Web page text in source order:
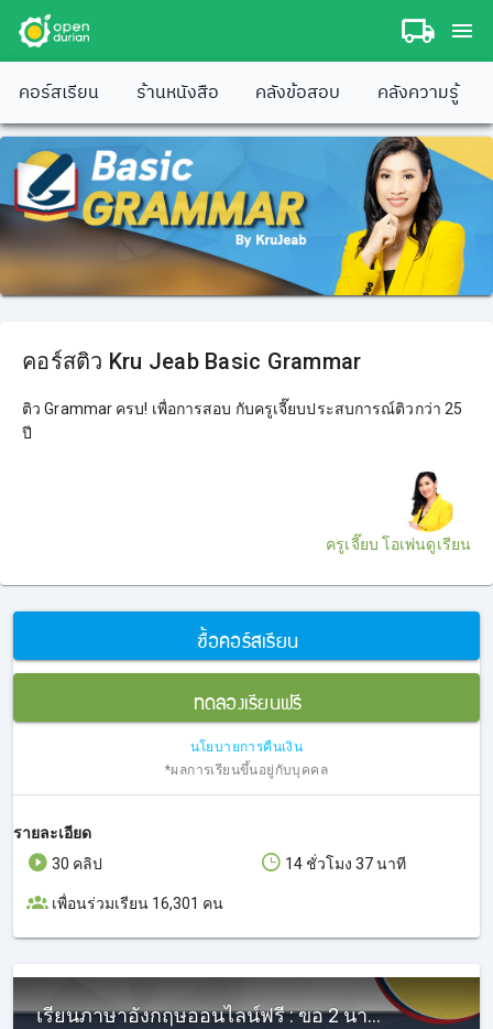
คอร์สเรียน ร้านหนังสือ คลังข้อสอบ คลังความรู้
คอร์สติว Kru Jeab Basic Grammar
ติว Grammar ครบ! เพื่อการสอบ กับครูเจี๊ยบประสบการณ์ติวกว่า 25
ปี
ครูเจี๊ยบ โอเพ่นดูเรียน
ซื้อคอร์สเรียน
ทดลองเรียนฟรี
นโยบายการคืนเงิน
*ผลการเรียนขึ้นอยู่กับบุคคล
รายละเอียด
30 คลิป
14 ชั่วโมง 37 นาที
เพื่อนร่วมเรียน 16,301 คน
เรียนภาษาอังกฤษออนไลน์ฟรี : ขอ 2 นาที ติว Grammar IELTS เรื่อง causative ให้กระจ่าง